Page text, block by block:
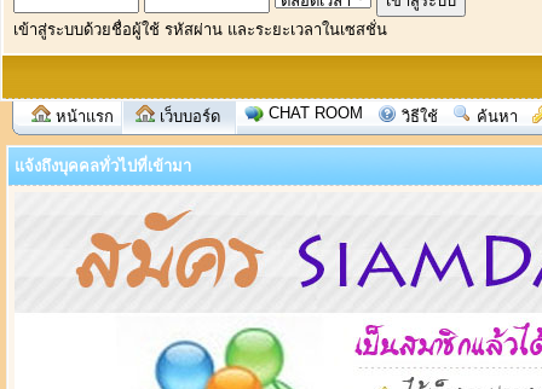
เข้าสู่ระบบด้วยชื่อผู้ใช้ รหัสผ่าน และระยะเวลาในเซสชั่น
หน้าแรก เว็บบอร์ด CHAT ROOM วิธีใช้ ค้นหา
แจ้งถึงบุคคลทั่วไปที่เข้ามา